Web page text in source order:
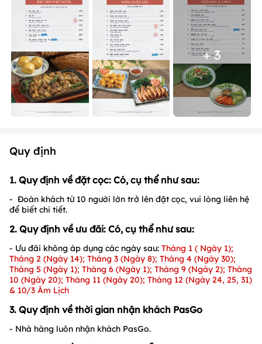
+ 3
Quy định
1. Quy định về đặt cọc: Có, cụ thể như sau:
- Đoàn khách từ 10 người lớn trở lên đặt cọc, vui lòng liên hệ
để biết chi tiết.
2. Quy định về ưu đãi: Có, cụ thể như sau:
- Ưu đãi không áp dụng các ngày sau: Tháng 1 ( Ngày 1);
Tháng 2 (Ngày 14); Tháng 3 (Ngày 8); Tháng 4 (Ngày 30);
Tháng 5 (Ngày 1); Tháng 6 (Ngày 1); Tháng 9 (Ngày 2); Tháng
10 (Ngày 20); Tháng 11 (Ngày 20); Tháng 12 (Ngày 24, 25, 31)
& 10/3 Âm Lịch
3. Quy định về thời gian nhận khách PasGo
- Nhà hàng luôn nhận khách PasGo.